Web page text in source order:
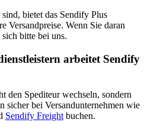
bietet das Sendify Plus
Versandpreise. Wenn Sie daran
bitte bei uns.
arbeitet Sendify
den Spediteur wechseln, sondern
sicher bei Versandunternehmen wie
Sendify Freightbuchen.